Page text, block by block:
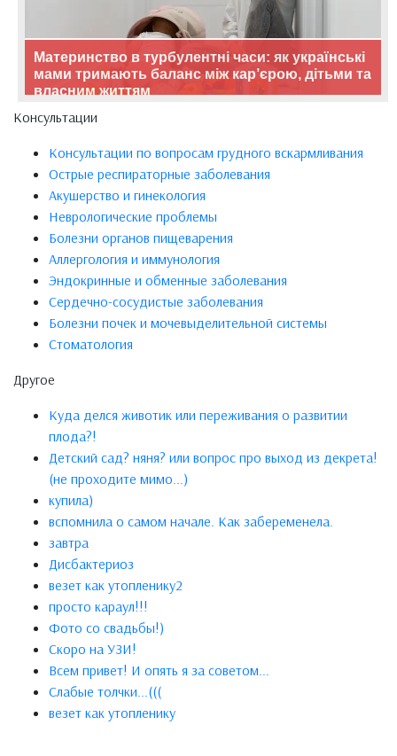
Материнство в турбулентні часи: як українські
мами тримають баланс між кар’єрою, дітьми та
власним життям
Консультации
Консультации по вопросам грудного вскармливания
Острые респираторные заболевания
Акушерство и гинекология
Неврологические проблемы
Болезни органов пищеварения
Аллергология и иммунология
Эндокринные и обменные заболевания
Сердечно-сосудистые заболевания
Болезни почек и мочевыделительной системы
Стоматология
Другое
Куда делся животик или переживания о развитии
плода?!
Детский сад? няня? или вопрос про выход из декрета!
(не проходите мимо...)
купила)
вспомнила о самом начале. Как забеременела.
завтра
Дисбактериоз
везет как утопленику2
просто караул!!!
Фото со свадьбы!)
Скоро на УЗИ!
Всем привет! И опять я за советом...
Слабые толчки...(((
везет как утопленику